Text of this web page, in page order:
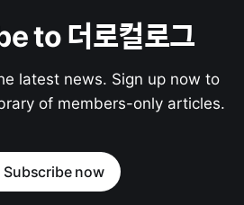
to 더로컬로그
latest news. Sign up now to
of members-only articles.
Subscribe now